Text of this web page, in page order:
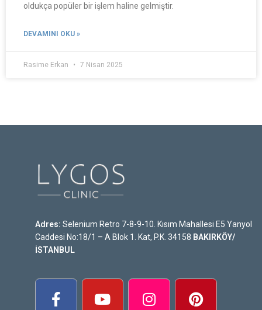
oldukça popüler bir işlem haline gelmiştir.
DEVAMINI OKU »
Rasime Erkan 7 Nisan 2025
Adres: Selenium Retro 7-8-9-10. Kısım Mahallesi E5 Yanyol
Caddesi No:18/1 – A Blok 1. Kat, P.K. 34158 BAKIRKÖY/
İSTANBUL